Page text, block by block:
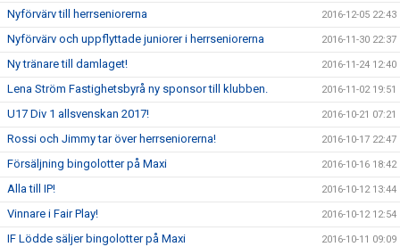
Nyförvärv till herrseniorerna 2016-12-05 22:43
Nyförvärv och uppflyttade juniorer i herrseniorerna 2016-11-30 22:37
Ny tränare till damlaget! 2016-11-24 12:40
Lena Ström Fastighetsbyrå ny sponsor till klubben. 2016-11-02 19:51
U17 Div 1 allsvenskan 2017! 2016-10-21 07:21
Rossi och Jimmy tar över herrseniorerna! 2016-10-17 22:47
Försäljning bingolotter på Maxi 2016-10-16 18:42
Alla till IP! 2016-10-12 13:44
Vinnare i Fair Play! 2016-10-12 12:54
IF Lödde säljer bingolotter på Maxi 2016-10-11 09:09